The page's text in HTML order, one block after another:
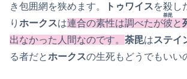
き包囲網を狭めます。
トゥワイスを殺し
り ホークスは連合の素性は調べたが彼
荼毘
と
出なかった人間なのです。 荼毘はステイ
る者だとホークスの生死もどうでもいい